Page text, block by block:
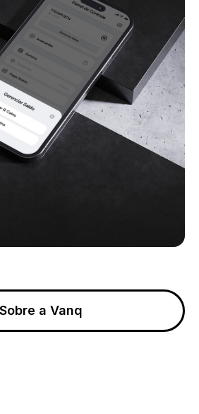
Sobre a Vanq